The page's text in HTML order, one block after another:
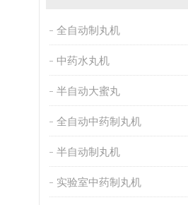
全自动制丸机
中药水丸机
半自动大蜜丸
全自动中药制丸机
半自动制丸机
实验室中药制丸机